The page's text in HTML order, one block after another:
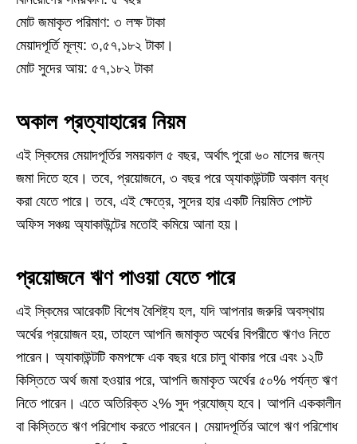
মোট জমাকৃত পরিমাণ: ৩ লক্ষ টাকা
মেয়াদপূর্তি মূল্য: ৩,৫৭,১৮২ টাকা।
মোট সুদের আয়: ৫৭,১৮২ টাকা
অকাল প্রত্যাহারের নিয়ম
এই স্কিমের মেয়াদপূর্তির সময়কাল ৫ বছর, অর্থাৎ পুরো ৬০ মাসের জন্য
জমা দিতে হবে। তবে, প্রয়োজনে, ৩ বছর পরে অ্যাকাউন্টটি অকাল বন্ধ
করা যেতে পারে। তবে, এই ক্ষেত্রে, সুদের হার একটি নিয়মিত পোস্ট
অফিস সঞ্চয় অ্যাকাউন্টের মতোই কমিয়ে আনা হয়।
প্রয়োজনে ঋণ পাওয়া যেতে পারে
এই স্কিমের আরেকটি বিশেষ বৈশিষ্ট্য হল, যদি আপনার জরুরি অবস্থায়
অর্থের প্রয়োজন হয়, তাহলে আপনি জমাকৃত অর্থের বিপরীতে ঋণও নিতে
পারেন। অ্যাকাউন্টটি কমপক্ষে এক বছর ধরে চালু থাকার পরে এবং ১২টি
কিস্তিতে অর্থ জমা হওয়ার পরে, আপনি জমাকৃত অর্থের ৫০% পর্যন্ত ঋণ
নিতে পারেন। এতে অতিরিক্ত ২% সুদ প্রযোজ্য হবে। আপনি এককালীন
বা কিস্তিতে ঋণ পরিশোধ করতে পারবেন। মেয়াদপূর্তির আগে ঋণ পরিশোধ